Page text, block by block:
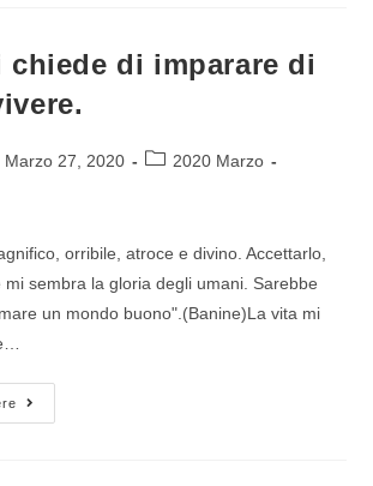
chiede di imparare di
Marzo 27, 2020
2020 Marzo
orribile, atroce e divino. Accettarlo,
mi sembra la gloria degli umani. Sarebbe
un mondo buono".(Banine)La vita mi